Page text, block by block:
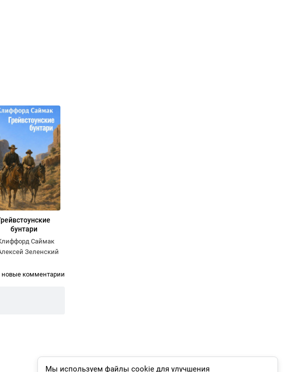
Мы используем файлы cookie для улучшения
бунтари
Саймак
Зеленский
новые комментарии